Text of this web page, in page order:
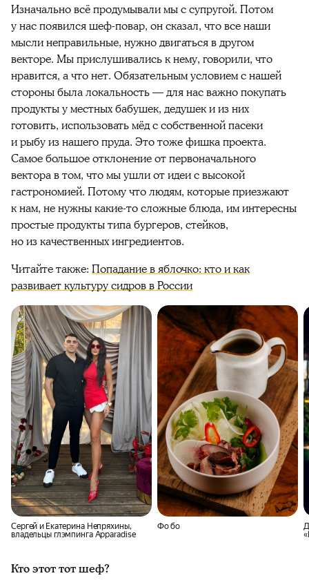
Изначально всё продумывали мы с супругой. Потом
у нас появился шеф-повар, он сказал, что все наши
мысли неправильные, нужно двигаться в другом
векторе. Мы прислушивались к нему, говорили, что
нравится, а что нет. Обязательным условием с нашей
стороны была локальность — для нас важно покупать
продукты у местных бабушек, дедушек и из них
готовить, использовать мёд с собственной пасеки
и рыбу из нашего пруда. Это тоже фишка проекта.
Самое большое отклонение от первоначального
вектора в том, что мы ушли от идеи с высокой
гастрономией. Потому что людям, которые приезжают
к нам, не нужны какие-то сложные блюда, им интересны
простые продукты типа бургеров, стейков,
но из качественных ингредиентов.
Читайте также: Попадание в яблочко: кто и как
развивает культуру сидров в России
Сергей и Екатерина Непряхины,
владельцы глэмпинга Apparadise
Фо бо
Кто этот тот шеф?